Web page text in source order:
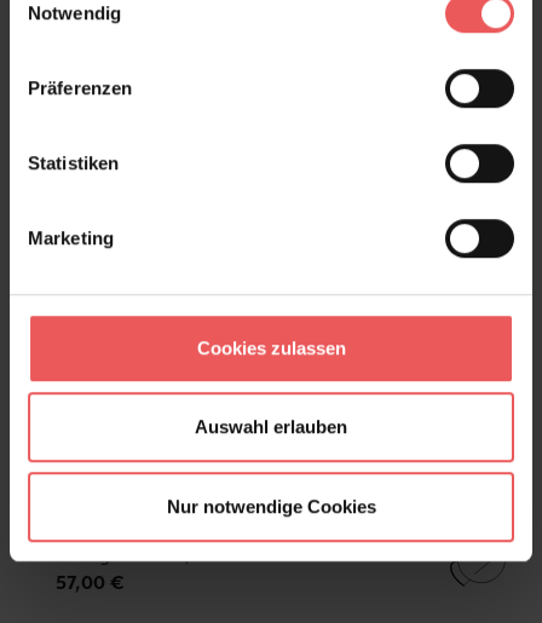
Notwendig
Präferenzen
Statistiken
Marketing
Cookies zulassen
Auswahl erlauben
Nur notwendige Cookies
57,00 €